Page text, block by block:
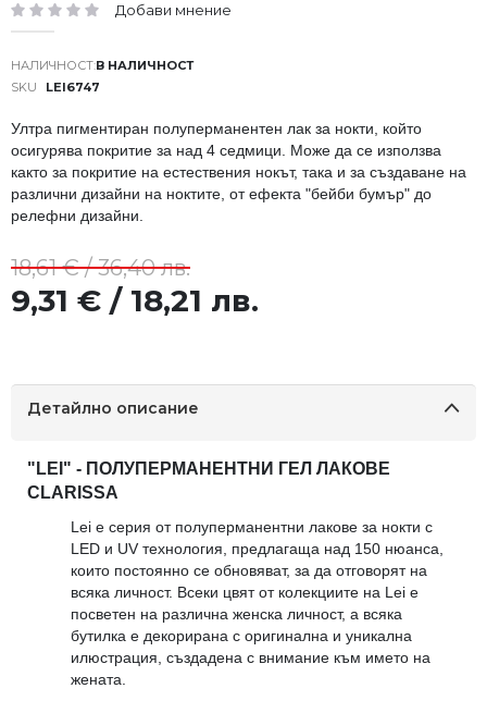
рейтинг: Добави мнение
В НАЛИЧНОСТ
SKU
LEI6747
Ултра пигментиран полуперманентен лак за нокти, който
осигурява покритие за над 4 седмици. Може да се използва
както за покритие на естествения нокът, така и за създаване на
различни дизайни на ноктите, от ефекта "бейби бумър" до
релефни дизайни.
9,31 € / 18,21 лв.
18,61 € / 36,40 лв.
със
снимки
Детайлно описание
"LEI" - ПОЛУПЕРМАНЕНТНИ ГЕЛ ЛАКОВЕ
CLARISSA
Lei е серия от полуперманентни лакове за нокти с
LED и UV технология, предлагаща над 150 нюанса,
които постоянно се обновяват, за да отговорят на
всяка личност. Всеки цвят от колекциите на Lei е
посветен на различна женска личност, а всяка
бутилка е декорирана с оригинална и уникална
илюстрация, създадена с внимание към името на
жената.